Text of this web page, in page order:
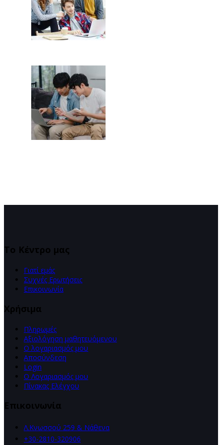
Το Κέντρο μας
Γιατί εμάς
Συχνές Ερωτήσεις
Επικοινωνία
Χρήσιμα
Πληρωμές
Αξιολόγηση μαθητευόμενου
Ο λογαριασμός μου
Αποσύνδεση
Login
Ο Λογαριασμός μου
Πίνακας Ελέγχου
Επικοινωνία
Λ.Κνωσσού 259 & Νάθενα
+30-2810-320906